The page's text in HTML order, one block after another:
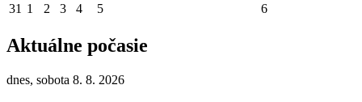
31 1 2 3 4 5 6
Aktuálne počasie
dnes, sobota 8. 8. 2026